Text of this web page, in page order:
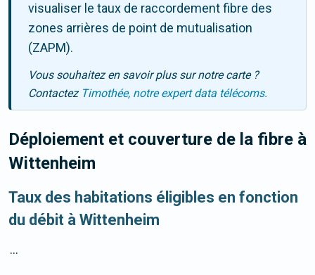
visualiser le taux de raccordement fibre des
zones arrières de point de mutualisation
(ZAPM).
Vous souhaitez en savoir plus sur notre carte ?
Contactez Timothée, notre expert data télécoms.
Déploiement et couverture de la fibre à
Wittenheim
Taux des habitations éligibles en fonction
du débit à Wittenheim
...